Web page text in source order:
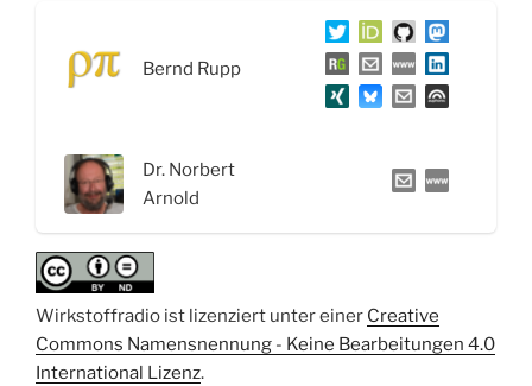
Hautköpfen
Interview
Norbert
Bernd Rupp
Dr. Norbert
Arnold
Wirkstoffradio ist lizenziert unter einer Creative
Commons Namensnennung - Keine Bearbeitungen 4.0
International Lizenz.